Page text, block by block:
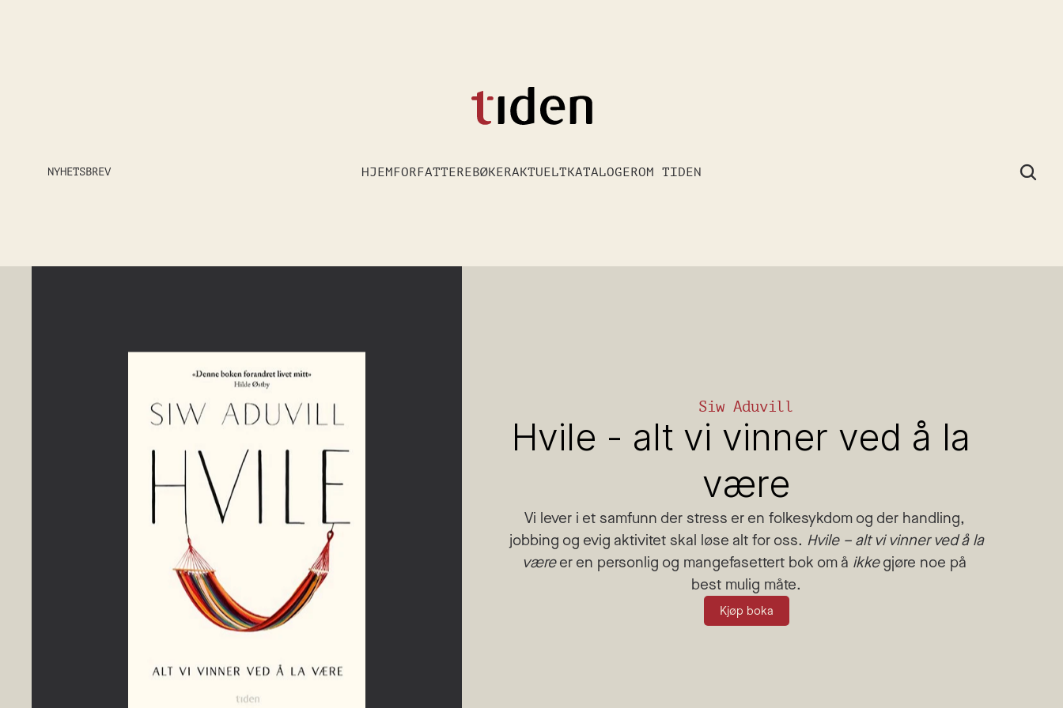
NYHETSBREV HJEMFORFATTEREBØKERAKTUELTKATALOGEROM TIDEN
Siw Aduvill
Hvile - alt vi vinner ved å la
være
Vi lever i et samfunn der stress er en folkesykdom og der handling,
jobbing og evig aktivitet skal løse alt for oss. Hvile – alt vi vinner ved å la
være er en personlig og mangefasettert bok om å ikke gjøre noe på
best mulig måte.
Kjøp boka